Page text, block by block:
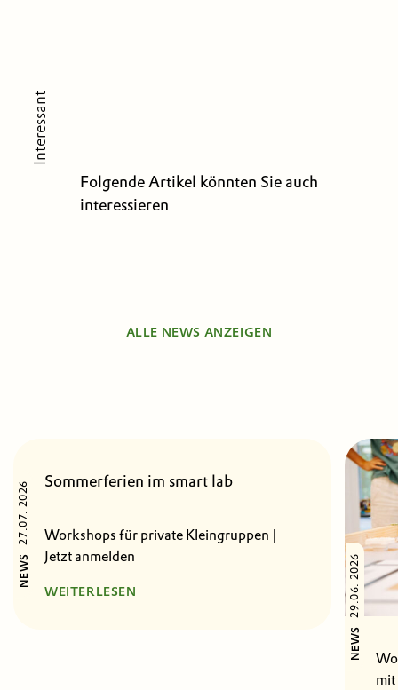
Interessant
Folgende Artikel könnten Sie auch
interessieren
ALLE NEWS ANZEIGEN
NEWS
27.07. 2026 Sommerferien im smart lab
Workshops für private Kleingruppen |
Jetzt anmelden
WEITERLESEN
NEWS
29.06. 2026
mit